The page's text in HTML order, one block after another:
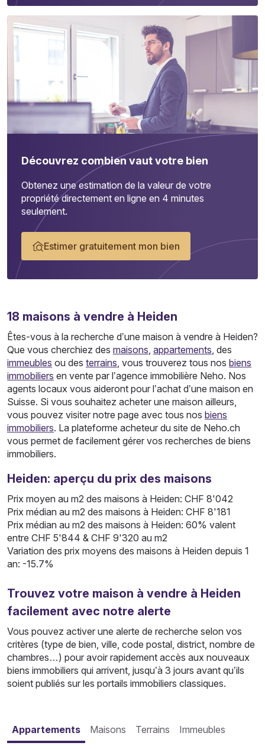
Découvrez combien vaut votre bien
Obtenez une estimation de la valeur de votre
propriété directement en ligne en 4 minutes
seulement.
Estimer gratuitement mon bien
18 maisons à vendre à Heiden
Êtes-vous à la recherche d’une maison à vendre à Heiden?
Que vous cherchiez des maisons, appartements, des
immeubles ou des terrains, vous trouverez tous nos biens
immobiliers en vente par l’agence immobilière Neho. Nos
agents locaux vous aideront pour l’achat d’une maison en
Suisse. Si vous souhaitez acheter une maison ailleurs,
vous pouvez visiter notre page avec tous nos biens
immobiliers. La plateforme acheteur du site de Neho.ch
vous permet de facilement gérer vos recherches de biens
immobiliers.
Heiden: aperçu du prix des maisons
Prix moyen au m2 des maisons à Heiden: CHF 8'042
Prix médian au m2 des maisons à Heiden: CHF 8'181
Prix médian au m2 des maisons à Heiden: 60% valent
entre CHF 5'844 & CHF 9'320 au m2
Variation des prix moyens des maisons à Heiden depuis 1
an: -15.7%
Trouvez votre maison à vendre à Heiden
facilement avec notre alerte
Vous pouvez activer une alerte de recherche selon vos
critères (type de bien, ville, code postal, district, nombre de
chambres…) pour avoir rapidement accès aux nouveaux
biens immobiliers qui arrivent, jusqu’à 3 jours avant qu’ils
soient publiés sur les portails immobiliers classiques.
Appartements Maisons Terrains Immeubles